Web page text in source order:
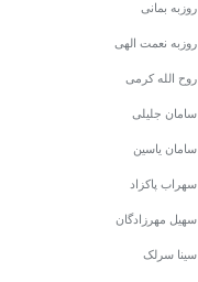
روزبه بمانی
روزبه نعمت الهی
روح الله کرمی
سامان جلیلی
سامان یاسین
سهراب پاکزاد
سهیل مهرزادگان
سینا سرلک